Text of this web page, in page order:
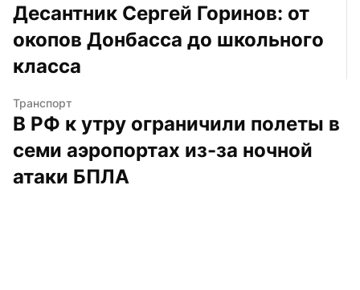
Десантник Сергей Горинов: от
окопов Донбасса до школьного
класса
Транспорт
В РФ к утру ограничили полеты в
семи аэропортах из-за ночной
атаки БПЛА